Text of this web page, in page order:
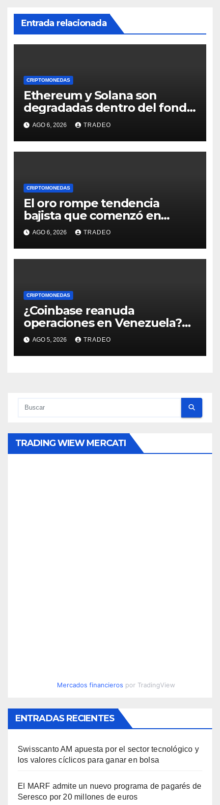
Entrada relacionada
CRIPTOMONEDAS
Ethereum y Solana son
degradadas dentro del fondo
de Grayscale
AGO 6, 2026 TRADEO
CRIPTOMONEDAS
El oro rompe tendencia
bajista que comenzó en
enero de 2026, ¿qué sigue?
AGO 6, 2026 TRADEO
CRIPTOMONEDAS
¿Coinbase reanuda
operaciones en Venezuela?
Post críptico enciende el
debate
AGO 5, 2026 TRADEO
TRADING WIEW MERCATI
Mercados financieros por TradingView
ENTRADAS RECIENTES
Swisscanto AM apuesta por el sector tecnológico y
los valores cíclicos para ganar en bolsa
El MARF admite un nuevo programa de pagarés de
Seresco por 20 millones de euros